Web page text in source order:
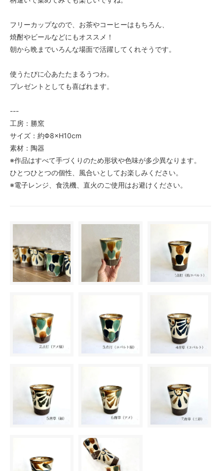
フリーカップなので、お茶やコーヒーはもちろん、
焼酎やビールなどにもオススメ！
朝から晩までいろんな場面で活躍してくれそうです。
使うたびに心あたたまるうつわ。
プレゼントとしても喜ばれます。
---
工房：勝窯
サイズ：約Φ8×H10cm
素材：陶器
※作品はすべて手づくりのため形状や色味が多少異なります。
ひとつひとつの個性、風合いとしてお楽しみください。
※電子レンジ、食洗機、直火のご使用はお避けください。